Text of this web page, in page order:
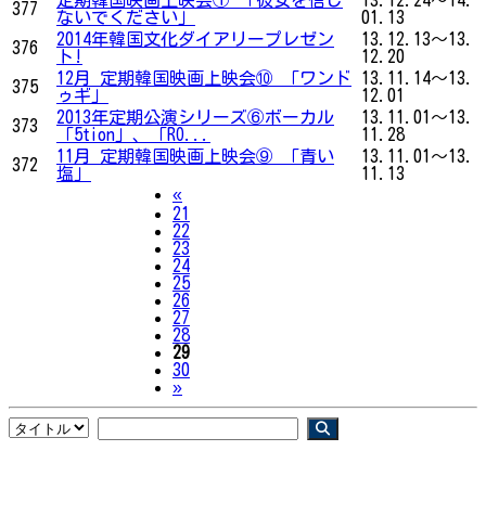
377
ないでください」
01.13
376
2014年韓国文化ダイアリープレゼン
ト!
13.12.13～13.
12.20
375
12月 定期韓国映画上映会⑩ 「ワンド
ゥギ」
13.11.14～13.
12.01
373
2013年定期公演シリーズ⑥ボーカル
「5tion」、「RO...
13.11.01～13.
11.28
372
11月 定期韓国映画上映会⑨ 「青い
塩」
13.11.01～13.
11.13
«Previous
21
22
23
24
25
26
27
28
29
30
»Next